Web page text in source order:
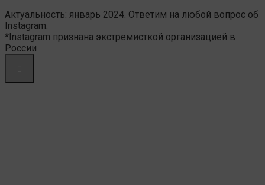
Актуальность: январь 2024. Ответим на любой вопрос об
Instagram.
*Instagram признана экстремисткой организацией в
России